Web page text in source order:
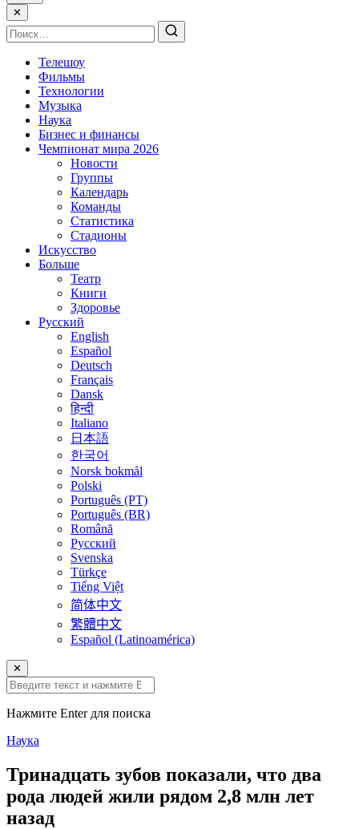
✕
Телешоу
Фильмы
Технологии
Музыка
Наука
Бизнес и финансы
Чемпионат мира 2026
Новости
Группы
Календарь
Команды
Статистика
Стадионы
Искусство
Больше
Театр
Книги
Здоровье
Русский
English
Español
Deutsch
Français
Dansk
हिन्दी
Italiano
日本語
한국어
Norsk bokmål
Polski
Português (PT)
Português (BR)
Română
Русский
Svenska
Türkçe
Tiếng Việt
简体中文
繁體中文
Español (Latinoamérica)
✕
Нажмите Enter для поиска
Наука
Тринадцать зубов показали, что два
рода людей жили рядом 2,8 млн лет
назад